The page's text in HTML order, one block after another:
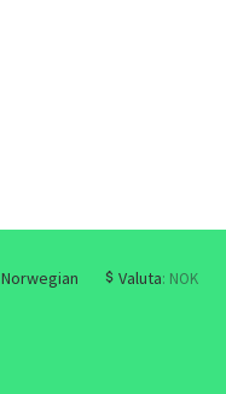
Norwegian Valuta: NOK